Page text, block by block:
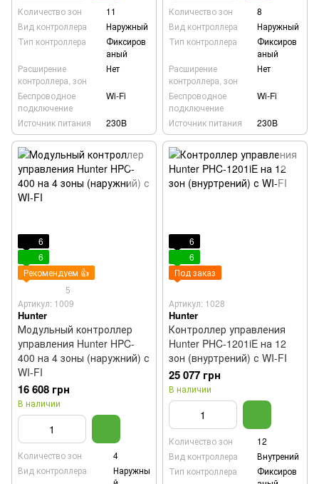
Количество зон
11
Вид контроллера
Наружный
Тип контроллера
Фиксиров
аный
Расширение
контроллера, зон
Нет
Беспроводное
подключение
Wi-Fi
Источник питания 230B
Количество зон
8
Вид контроллера
Наружный
Тип контроллера
Фиксиров
аный
Расширение
контроллера, зон
Нет
Беспроводное
подключение
Wi-Fi
Источник питания 230B
6
6
Рекомендуем 👍
5
Артикул: 1009
Hunter
Модульный контроллер
управления Hunter HPC-
400 на 4 зоны (наружний) с
WI-FI
16 608 грн
В наличии
Количество зон
4
Вид контроллера
Наружны
6
6
Под заказ
Артикул: 1028
Hunter
Контроллер управления
Hunter PHC-1201iE на 12
зон (внуртрений) с WI-FI
25 077 грн
В наличии
Количество зон
12
Вид контроллера
Внутрений
Тип контроллера
Фиксиров